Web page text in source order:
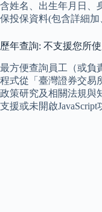
含姓名、出生年月日、
保投保資料(包含詳細
歷年查詢: 不支援您所
最方便查詢員工（或負
程式從「臺灣證券交易
政策研究及相關法規與
支援或未開啟